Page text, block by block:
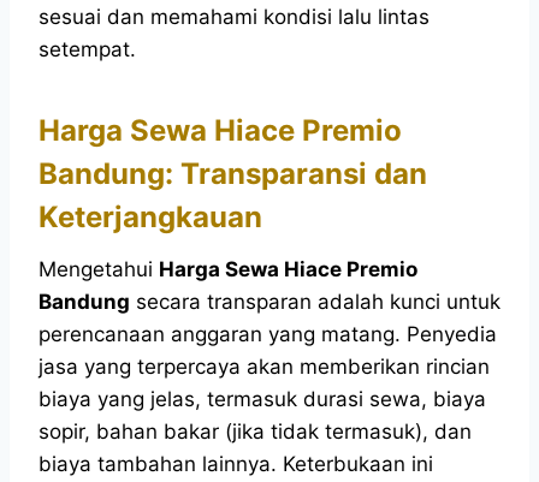
sesuai dan memahami kondisi lalu lintas
setempat.
Harga Sewa Hiace Premio
Bandung: Transparansi dan
Keterjangkauan
Mengetahui Harga Sewa Hiace Premio
Bandung secara transparan adalah kunci untuk
perencanaan anggaran yang matang. Penyedia
jasa yang terpercaya akan memberikan rincian
biaya yang jelas, termasuk durasi sewa, biaya
sopir, bahan bakar (jika tidak termasuk), dan
biaya tambahan lainnya. Keterbukaan ini